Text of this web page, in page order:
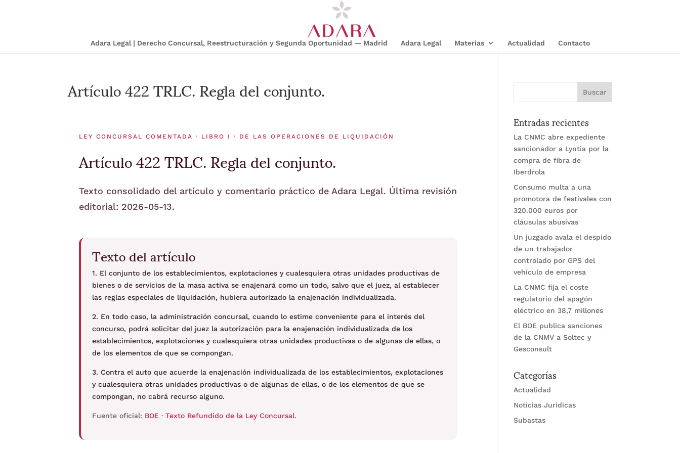
Adara Legal | Derecho Concursal, Reestructuración y Segunda Oportunidad — Madrid Adara Legal Materias Actualidad Contacto
Artículo 422 TRLC. Regla del conjunto.
LEY CONCURSAL COMENTADA · LIBRO I · DE LAS OPERACIONES DE LIQUIDACIÓN
Artículo 422 TRLC. Regla del conjunto.
Texto consolidado del artículo y comentario práctico de Adara Legal. Última revisión
editorial: 2026-05-13.
Texto del artículo
1. El conjunto de los establecimientos, explotaciones y cualesquiera otras unidades productivas de
bienes o de servicios de la masa activa se enajenará como un todo, salvo que el juez, al establecer
las reglas especiales de liquidación, hubiera autorizado la enajenación individualizada.
2. En todo caso, la administración concursal, cuando lo estime conveniente para el interés del
concurso, podrá solicitar del juez la autorización para la enajenación individualizada de los
establecimientos, explotaciones y cualesquiera otras unidades productivas o de algunas de ellas, o
de los elementos de que se compongan.
3. Contra el auto que acuerde la enajenación individualizada de los establecimientos, explotaciones
y cualesquiera otras unidades productivas o de algunas de ellas, o de los elementos de que se
compongan, no cabrá recurso alguno.
Fuente oficial: BOE · Texto Refundido de la Ley Concursal.
Entradas recientes
La CNMC abre expediente
sancionador a Lyntia por la
compra de fibra de
Iberdrola
Consumo multa a una
promotora de festivales con
320.000 euros por
cláusulas abusivas
Un juzgado avala el despido
de un trabajador
controlado por GPS del
vehículo de empresa
La CNMC fija el coste
regulatorio del apagón
eléctrico en 38,7 millones
El BOE publica sanciones
de la CNMV a Soltec y
Gesconsult
Categorías
Actualidad
Noticias Jurídicas
Subastas